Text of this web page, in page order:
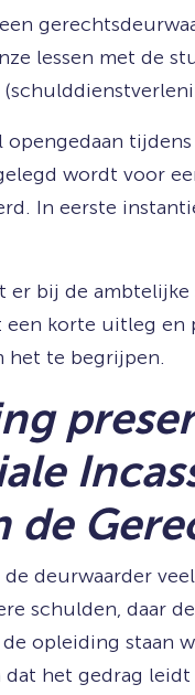
lessen met de
wordt voor
In eerste
er bij de
korte uitleg
het te begrijpen.
de
de deurwaarder
schulden, daar
opleiding staan
het gedrag